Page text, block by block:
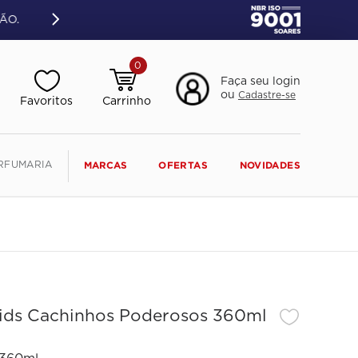
0
Faça seu login
ou Cadastre-se
MARCAS OFERTAS NOVIDADES
Cachinhos Poderosos 360ml